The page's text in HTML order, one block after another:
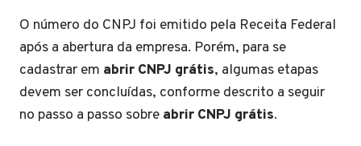
O número do CNPJ foi emitido pela Receita Federal
após a abertura da empresa. Porém, para se
cadastrar em abrir CNPJ grátis, algumas etapas
devem ser concluídas, conforme descrito a seguir
no passo a passo sobre abrir CNPJ grátis.